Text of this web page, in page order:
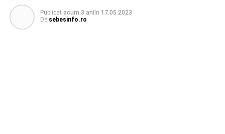
Publicat acum 3 aniîn 17.05.2023
De sebesinfo.ro